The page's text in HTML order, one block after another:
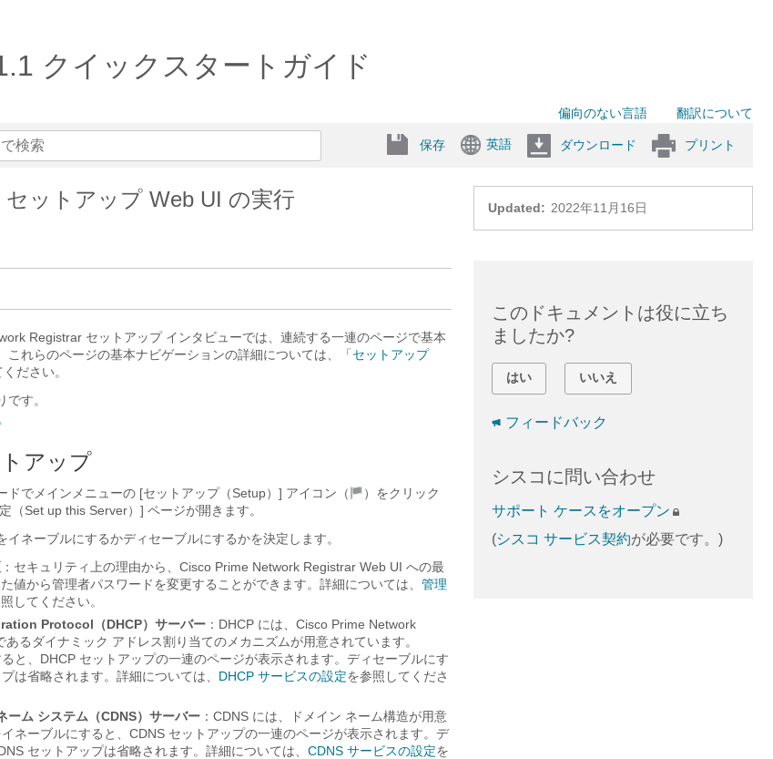
クイックスタートガイド
偏向のない言語 翻訳について
保存 英語 ダウンロード プリント
Updated: 2022年11月16日
ットアップ Web UI の実行
Registrar セットアップ インタビューでは、連続する一連のページで基本
これらのページの基本ナビゲーションの詳細については、「 セットアップ
ださい。
す。
アップ
ドでメインメニューの [セットアップ（Setup）] アイコン（
）をクリック
（Set up this Server）] ページが開きます。
イネーブルにするかディセーブルにするかを決定します。
：セキュリティ上の理由から、 Cisco Prime Network Registrar Web UI への最
値から管理者パスワードを変更することができます。詳細については、 管理
してください。
Protocol（DHCP）サーバー ：DHCP には、Cisco Prime Network
あるダイナミック アドレス割り当てのメカニズムが用意されています。
と、DHCP セットアップの一連のページが表示されます。ディセーブルにす
は省略されます。詳細については、 DHCP サービスの設定を参照してくださ
ーム システム（CDNS）サーバー ：CDNS には、ドメイン ネーム構造が用意
ネーブルにすると、CDNS セットアップの一連のページが表示されます。デ
セットアップは省略されます。詳細については、 CDNS サービスの設定を
このドキュメントは役に立ち
ましたか?
はい いいえ
フィードバック
シスコに問い合わせ
サポート ケースをオープン
(シスコ サービス契約が必要です。)